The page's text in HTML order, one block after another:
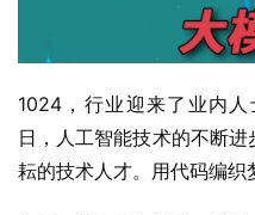
1024，行业迎来了业内
日，人工智能技术的不断
耘的技术人才。用代码编织